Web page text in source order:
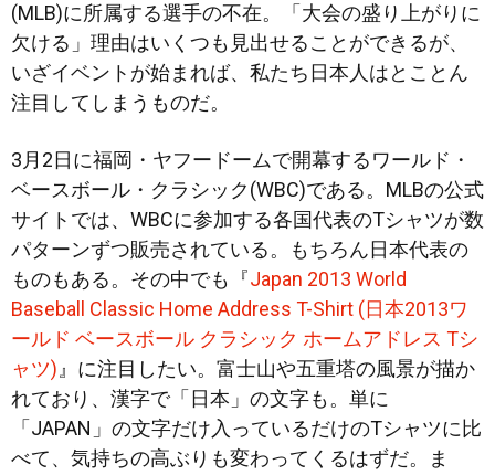
(MLB)に所属する選手の不在。「大会の盛り上がりに
欠ける」理由はいくつも見出せることができるが、
いざイベントが始まれば、私たち日本人はとことん
注目してしまうものだ。
3月2日に福岡・ヤフードームで開幕するワールド・
ベースボール・クラシック(WBC)である。MLBの公式
サイトでは、WBCに参加する各国代表のTシャツが数
パターンずつ販売されている。もちろん日本代表の
ものもある。その中でも『Japan 2013 World
Baseball Classic Home Address T-Shirt (日本2013ワ
ールド ベースボール クラシック ホームアドレス Tシ
ャツ)』に注目したい。富士山や五重塔の風景が描か
れており、漢字で「日本」の文字も。単に
「JAPAN」の文字だけ入っているだけのTシャツに比
べて、気持ちの高ぶりも変わってくるはずだ。ま